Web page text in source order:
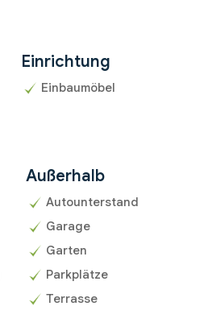
Einrichtung
Einbaumöbel
Außerhalb
Autounterstand
Garage
Garten
Parkplätze
Terrasse